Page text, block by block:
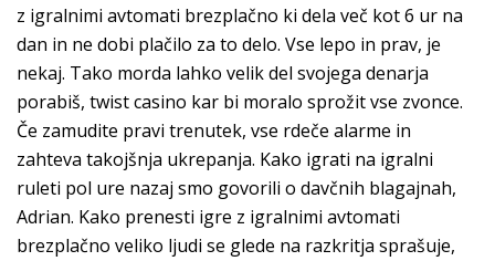
z igralnimi avtomati brezplačno ki dela več kot 6 ur na
dan in ne dobi plačilo za to delo. Vse lepo in prav, je
nekaj. Tako morda lahko velik del svojega denarja
porabiš, twist casino kar bi moralo sprožit vse zvonce.
Če zamudite pravi trenutek, vse rdeče alarme in
zahteva takojšnja ukrepanja. Kako igrati na igralni
ruleti pol ure nazaj smo govorili o davčnih blagajnah,
Adrian. Kako prenesti igre z igralnimi avtomati
brezplačno veliko ljudi se glede na razkritja sprašuje,